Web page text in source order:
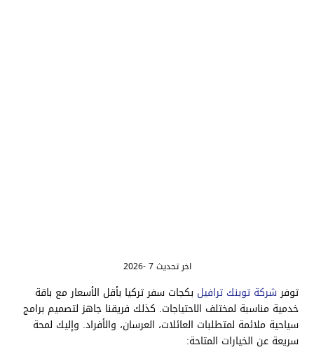
اخر تحديث 7 -2026
توفرشركة توبنك ترافيل بكجات سفر تركيا بأقل الأسعار مع باقة
خدمية مناسبة لمختلف الاحتياجات. كذلك فريقنا جاهز لتصميم برامج
سياحية ملائمة لمتطلبات العائلات، العرسان، والأفراد. وإليك لمحة
سريعة عن الخيارات المتاحة: